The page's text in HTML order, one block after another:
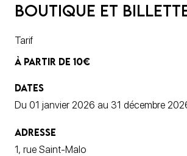
boutique et
Tarif
À PARTIR DE 10€
DATES
Du 01 janvier 2026 au 31 décembre
ADRESSE
1, rue Saint-Malo